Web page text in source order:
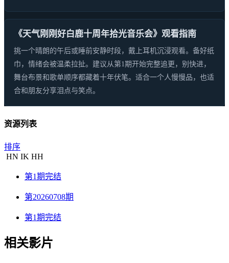
《天气刚刚好白鹿十周年拾光音乐会》观看指南
挑一个晴朗的午后或睡前安静时段，戴上耳机沉浸观看。备好纸
巾，情绪会被温柔拉扯。建议从第1期开始完整追更，别快进，
舞台布景和歌单顺序都藏着十年伏笔。适合一个人慢慢品，也适
合和朋友分享泪点与笑点。
资源列表
排序
HN IK HH
第1期完结
第20260708期
第1期完结
相关影片